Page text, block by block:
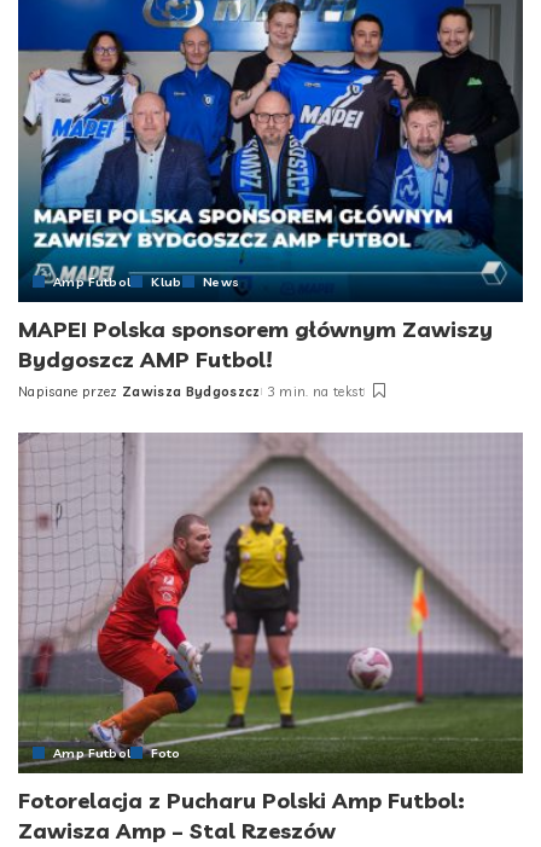
Amp Futbol Klub News
MAPEI Polska sponsorem głównym Zawiszy
Bydgoszcz AMP Futbol!
Napisane przez Zawisza Bydgoszcz 3 min. na tekst
Amp Futbol Foto
Fotorelacja z Pucharu Polski Amp Futbol:
Zawisza Amp – Stal Rzeszów